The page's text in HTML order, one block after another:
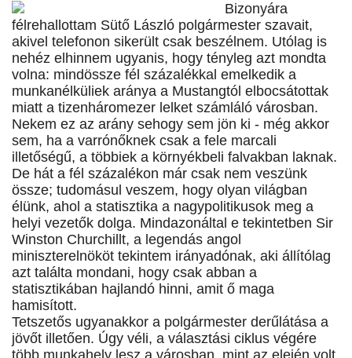
Bizonyára
félrehallottam Sütő László polgármester szavait,
akivel telefonon sikerült csak beszélnem. Utólag is
nehéz elhinnem ugyanis, hogy tényleg azt mondta
volna: mindössze fél százalékkal emelkedik a
munkanélküliek aránya a Mustangtól elbocsátottak
miatt a tizenháromezer lelket számláló városban.
Nekem ez az arány sehogy sem jön ki - még akkor
sem, ha a varrónőknek csak a fele marcali
illetőségű, a többiek a környékbeli falvakban laknak.
De hát a fél százalékon már csak nem veszünk
össze; tudomásul veszem, hogy olyan világban
élünk, ahol a statisztika a nagypolitikusok meg a
helyi vezetők dolga. Mindazonáltal e tekintetben Sir
Winston Churchillt, a legendás angol
miniszterelnököt tekintem irányadónak, aki állítólag
azt találta mondani, hogy csak abban a
statisztikában hajlandó hinni, amit ő maga
hamisított.
Tetszetős ugyanakkor a polgármester derűlátása a
jövőt illetően. Úgy véli, a választási ciklus végére